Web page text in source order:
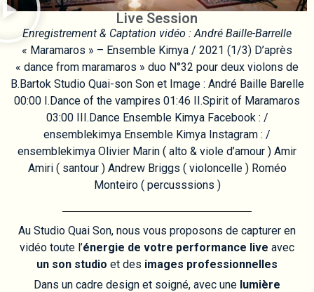
Live Session
Enregistrement & Captation vidéo : André Baille-Barrelle
« Maramaros » – Ensemble Kimya / 2021 (1/3) D’après
« dance from maramaros » duo N°32 pour deux violons de
B.Bartok Studio Quai-son Son et Image : André Baille Barelle
00:00 I.Dance of the vampires 01:46 II.Spirit of Maramaros
03:00 III.Dance Ensemble Kimya Facebook : /
ensemblekimya Ensemble Kimya Instagram : /
ensemblekimya Olivier Marin ( alto & viole d’amour ) Amir
Amiri ( santour ) Andrew Briggs ( violoncelle ) Roméo
Monteiro ( percusssions )
Au Studio Quai Son, nous vous proposons de capturer en
vidéo toute l’énergie de votre performance live avec
un son studio et des images professionnelles
Dans un cadre design et soigné, avec une lumière